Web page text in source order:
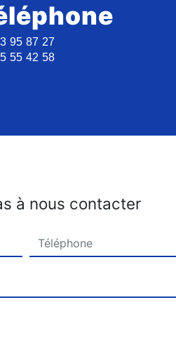
95 87 27
55 42 58
à nous contacter